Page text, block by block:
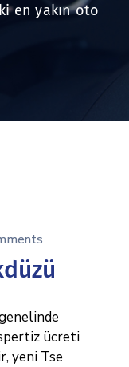
en yakın oto
ücreti
yeni Tse